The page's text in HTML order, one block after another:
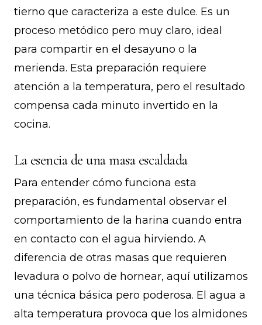
tierno que caracteriza a este dulce. Es un
proceso metódico pero muy claro, ideal
para compartir en el desayuno o la
merienda. Esta preparación requiere
atención a la temperatura, pero el resultado
compensa cada minuto invertido en la
cocina.
La esencia de una masa escaldada
Para entender cómo funciona esta
preparación, es fundamental observar el
comportamiento de la harina cuando entra
en contacto con el agua hirviendo. A
diferencia de otras masas que requieren
levadura o polvo de hornear, aquí utilizamos
una técnica básica pero poderosa. El agua a
alta temperatura provoca que los almidones